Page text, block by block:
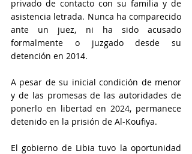
privado de contacto con su familia y de
asistencia letrada. Nunca ha comparecido
ante un juez, ni ha sido acusado
formalmente o juzgado desde su
detención en 2014.
A pesar de su inicial condición de menor
y de las promesas de las autoridades de
ponerlo en libertad en 2024, permanece
detenido en la prisión de Al-Koufiya.
El gobierno de Libia tuvo la oportunidad